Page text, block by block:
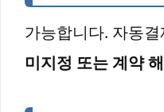
가능합니다. 자동
미지정 또는 계약